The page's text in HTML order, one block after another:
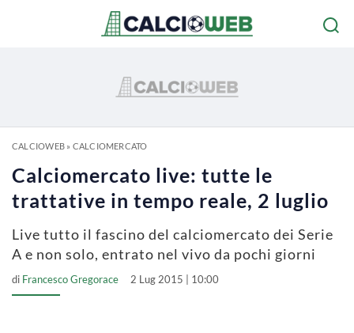
CALCIOWEB» CALCIOMERCATO
Calciomercato live: tutte le
trattative in tempo reale, 2 luglio
Live tutto il fascino del calciomercato dei Serie
A e non solo, entrato nel vivo da pochi giorni
di Francesco Gregorace 2 Lug 2015 | 10:00